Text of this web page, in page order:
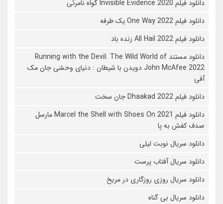
دانلود فیلم 2020 Invisible Evidence گواه نامرئی
دانلود فیلم One Way 2022 یک طرفه
دانلود فیلم All Hail 2022 زنده باد
دانلود مستند Running with the Devil: The Wild World of
John McAfee 2022 دویدن با شیطان : دنیای وحشی جان مک
آفی
دانلود فیلم Dhaakad 2022 جان سخت
دانلود فیلم Marcel the Shell with Shoes On 2021 مارسل
صدف کفش به پا
دانلود سریال نوبت لیلی
دانلود سریال آفتاب پرست
دانلود سریال روزی روزگاری در مریخ
دانلود سریال بی گناه